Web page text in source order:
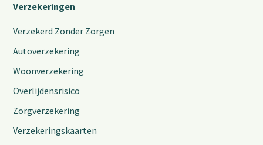
Verzekeringen
Verzekerd Zonder Zorgen
Autoverzekering
Woonverzekering
Overlijdensrisico
Zorgverzekering
Verzekeringskaarten